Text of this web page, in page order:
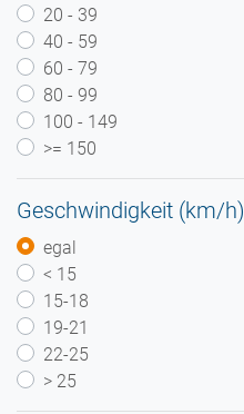
20 - 39
40 - 59
60 - 79
80 - 99
100 - 149
>= 150
Geschwindigkeit (km/h)
egal
< 15
15-18
19-21
22-25
> 25